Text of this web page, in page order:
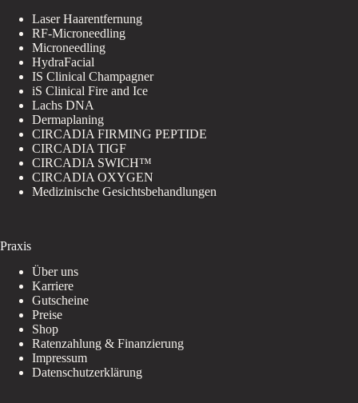
Laser Haarentfernung
RF-Microneedling
Microneedling
HydraFacial
IS Clinical Champagner
iS Clinical Fire and Ice
Lachs DNA
Dermaplaning
CIRCADIA FIRMING PEPTIDE
CIRCADIA TIGF
CIRCADIA SWICH™
CIRCADIA OXYGEN
Medizinische Gesichtsbehandlungen
Praxis
Über uns
Karriere
Gutscheine
Preise
Shop
Ratenzahlung & Finanzierung
Impressum
Datenschutzerklärung